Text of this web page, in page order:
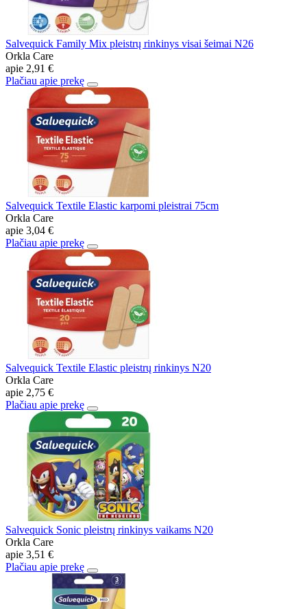
Salvequick Family Mix pleistrų rinkinys visai šeimai N26
Orkla Care
apie 2,91 €
Plačiau apie prekę
Salvequick Textile Elastic karpomi pleistrai 75cm
Orkla Care
apie 3,04 €
Plačiau apie prekę
Salvequick Textile Elastic pleistrų rinkinys N20
Orkla Care
apie 2,75 €
Plačiau apie prekę
Salvequick Sonic pleistrų rinkinys vaikams N20
Orkla Care
apie 3,51 €
Plačiau apie prekę